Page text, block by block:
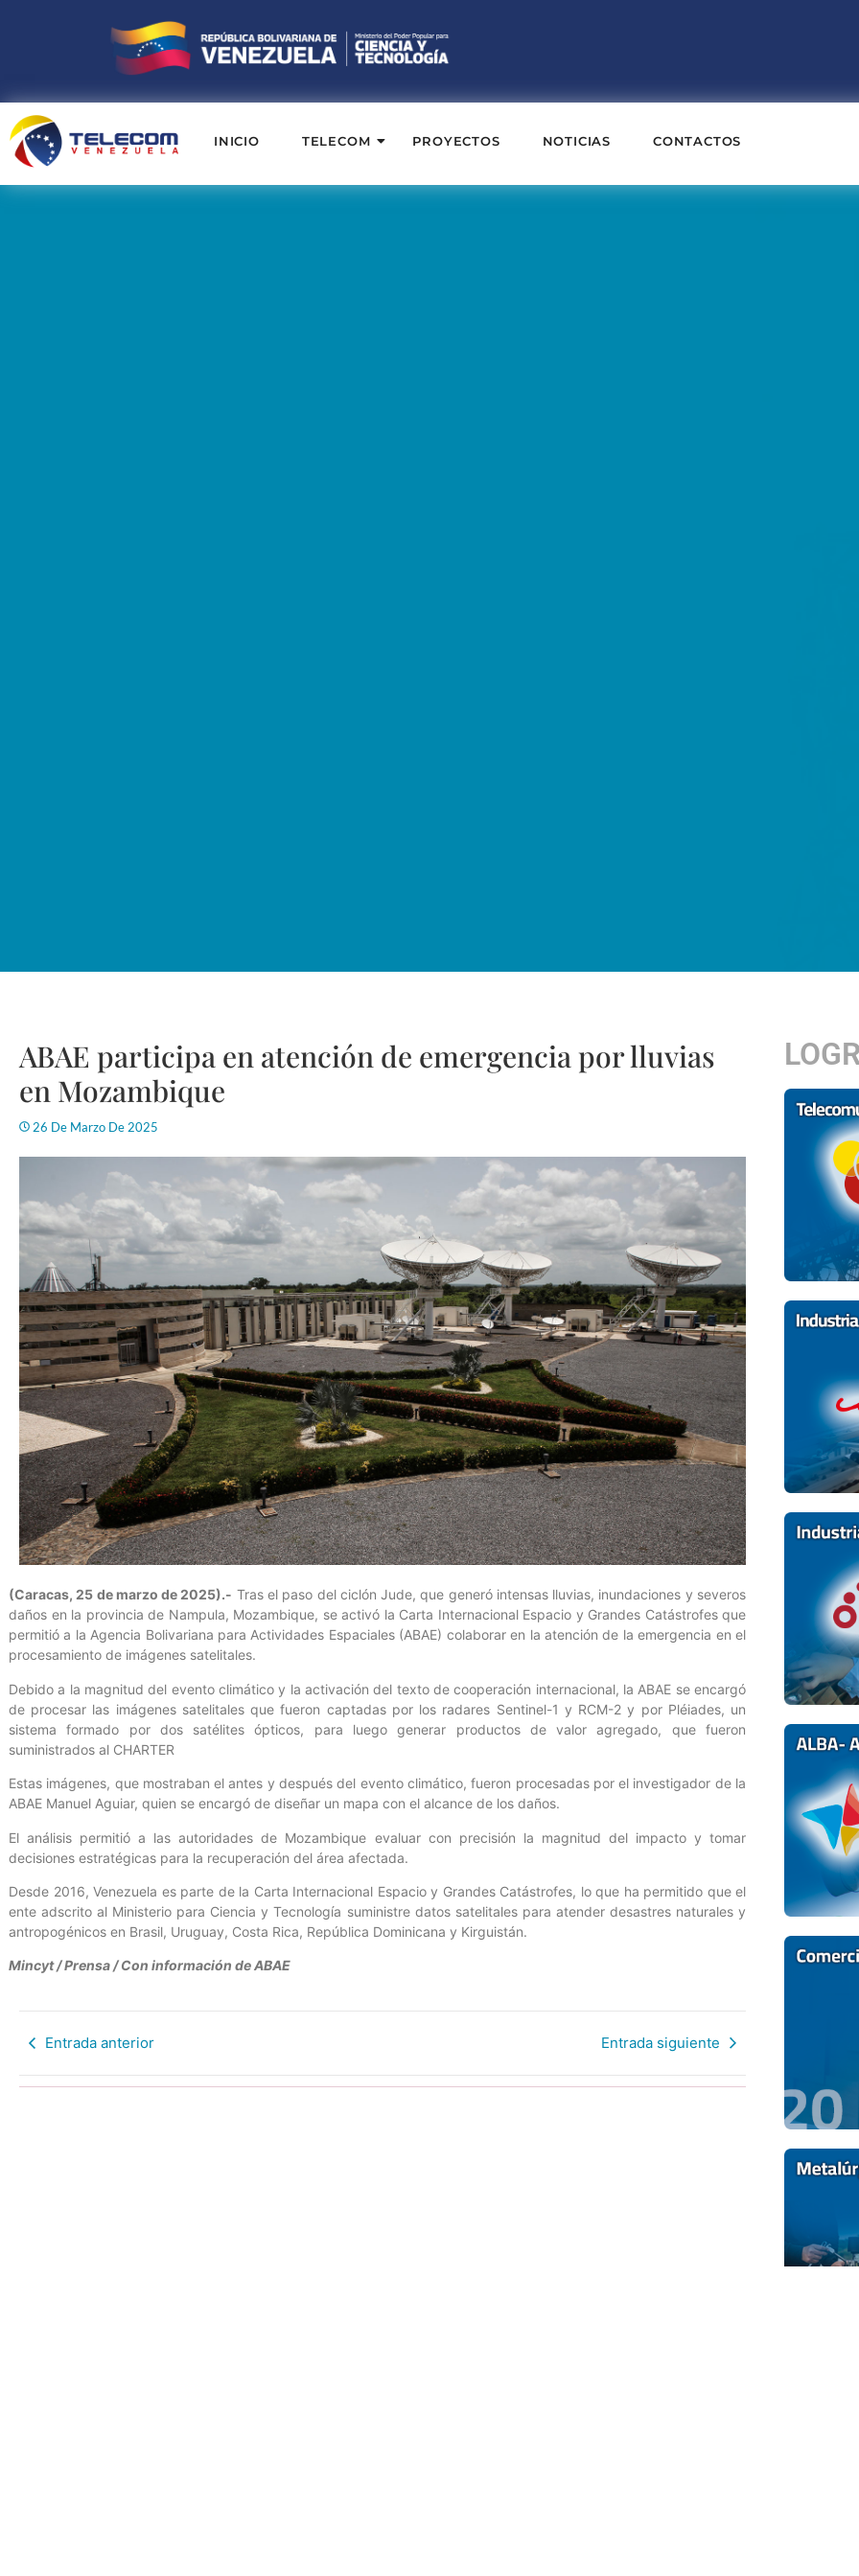
INICIO TELECOM PROYECTOS NOTICIAS CONTACTOS
ABAE participa en atención de emergencia por lluvias
en Mozambique
26 De Marzo De 2025
(Caracas, 25 de marzo de 2025).- Tras el paso del ciclón Jude, que generó intensas lluvias, inundaciones y severos
daños en la provincia de Nampula, Mozambique, se activó la Carta Internacional Espacio y Grandes Catástrofes que
permitió a la Agencia Bolivariana para Actividades Espaciales (ABAE) colaborar en la atención de la emergencia en el
procesamiento de imágenes satelitales.
Debido a la magnitud del evento climático y la activación del texto de cooperación internacional, la ABAE se encargó
de procesar las imágenes satelitales que fueron captadas por los radares Sentinel-1 y RCM-2 y por Pléiades, un
sistema formado por dos satélites ópticos, para luego generar productos de valor agregado, que fueron
suministrados al CHARTER
Estas imágenes, que mostraban el antes y después del evento climático, fueron procesadas por el investigador de la
ABAE Manuel Aguiar, quien se encargó de diseñar un mapa con el alcance de los daños.
El análisis permitió a las autoridades de Mozambique evaluar con precisión la magnitud del impacto y tomar
decisiones estratégicas para la recuperación del área afectada.
Desde 2016, Venezuela es parte de la Carta Internacional Espacio y Grandes Catástrofes, lo que ha permitido que el
ente adscrito al Ministerio para Ciencia y Tecnología suministre datos satelitales para atender desastres naturales y
antropogénicos en Brasil, Uruguay, Costa Rica, República Dominicana y Kirguistán.
Mincyt / Prensa / Con información de ABAE
Entrada anterior Entrada siguiente